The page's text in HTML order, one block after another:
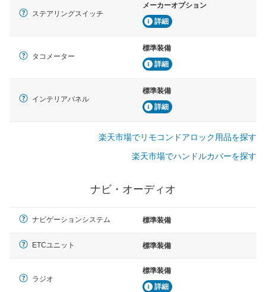
ステアリングスイッチ
メーカーオプション
詳細
タコメーター
標準装備
詳細
インテリアパネル
標準装備
詳細
楽天市場でリモコンドアロック用品を探す
楽天市場でハンドルカバーを探す
ナビ・オーディオ
ナビゲーションシステム 標準装備
ETCユニット 標準装備
ラジオ
標準装備
詳細